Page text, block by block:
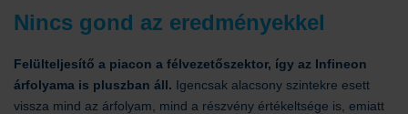
Nincs gond az eredményekkel
Felülteljesítő a piacon a félvezetőszektor, így az Infineon
árfolyama is pluszban áll. Igencsak alacsony szintekre esett
vissza mind az árfolyam, mind a részvény értékeltsége is, emiatt